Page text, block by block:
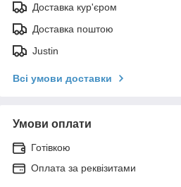
Доставка кур'єром
Доставка поштою
Justin
Всі умови доставки
Умови оплати
Готівкою
Оплата за реквізитами